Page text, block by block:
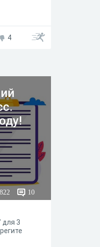
4
10
3